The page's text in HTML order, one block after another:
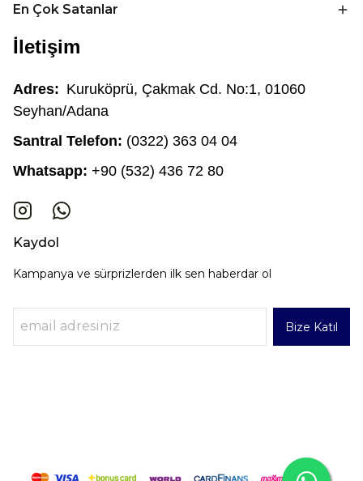
En Çok Satanlar
İletişim
Adres: Kuruköprü, Çakmak Cd. No:1, 01060
Seyhan/Adana
Santral Telefon: (0322) 363 04 04
Whatsapp: +90 (532) 436 72 80
Kaydol
Kampanya ve sürprizlerden ilk sen haberdar ol
Bize Katıl